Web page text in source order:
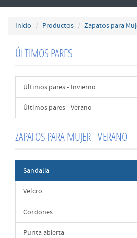
Inicio Productos Zapatos para
ÚLTIMOS PARES
Últimos pares - Invierno
Últimos pares - Verano
ZAPATOS PARA MUJER - VERANO
Sandalia
Velcro
Cordones
Punta abierta